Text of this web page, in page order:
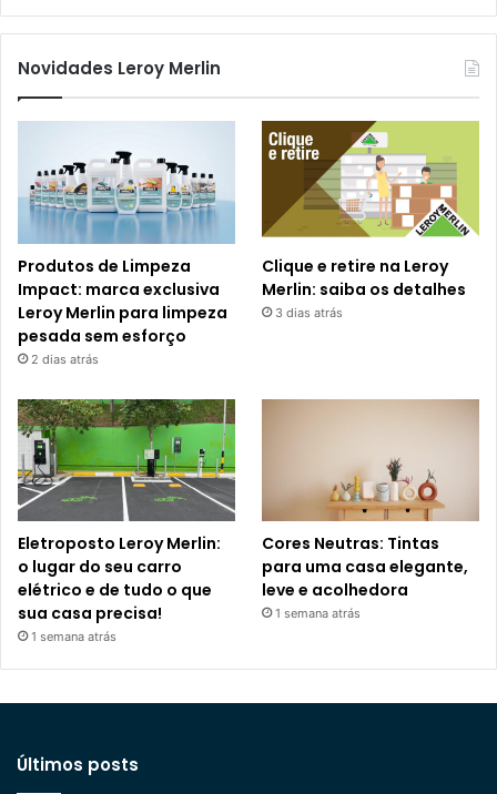
Novidades Leroy Merlin
Produtos de Limpeza
Impact: marca exclusiva
Leroy Merlin para limpeza
pesada sem esforço
2 dias atrás
Clique e retire na Leroy
Merlin: saiba os detalhes
3 dias atrás
Eletroposto Leroy Merlin:
o lugar do seu carro
elétrico e de tudo o que
sua casa precisa!
1 semana atrás
Cores Neutras: Tintas
para uma casa elegante,
leve e acolhedora
1 semana atrás
Últimos posts